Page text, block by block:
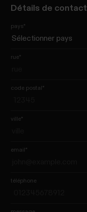
Détails de contact
pays*
rue*
code postal*
ville*
email*
téléphone